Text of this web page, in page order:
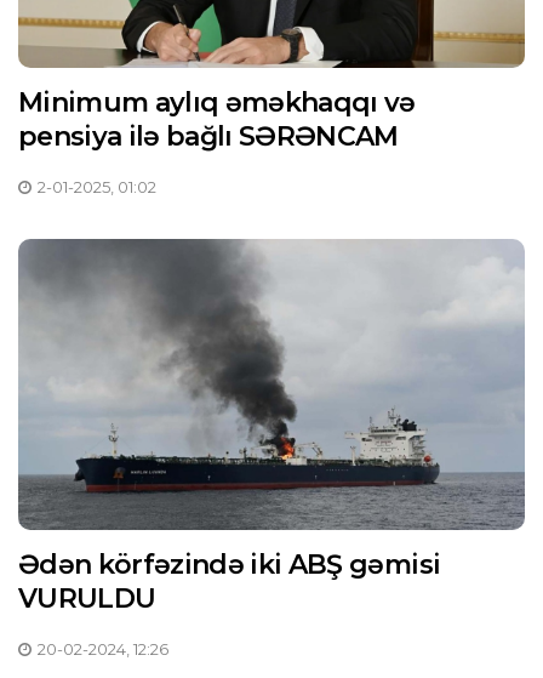
Minimum aylıq əməkhaqqı və
pensiya ilə bağlı SƏRƏNCAM
2-01-2025, 01:02
Ədən körfəzində iki ABŞ gəmisi
VURULDU
20-02-2024, 12:26